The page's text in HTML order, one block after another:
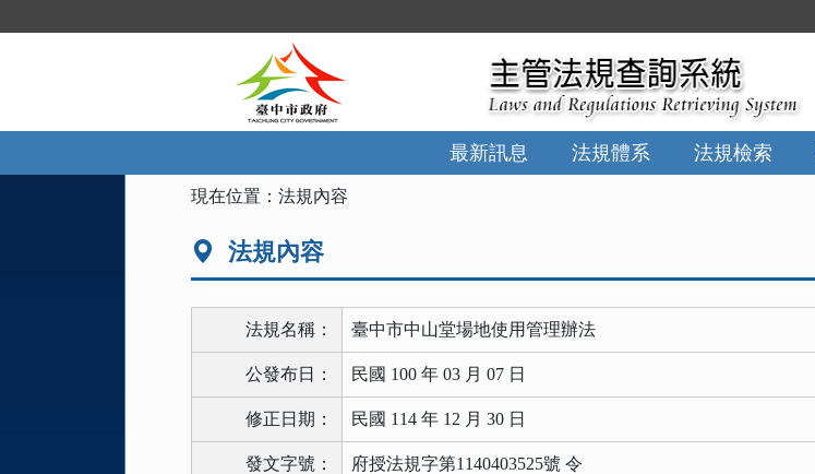
到
最新訊息 法規體系 法規檢索
現在位置：法規內容
法規內容
法規名稱： 臺中市中山堂場地使用管理辦法
公發布日： 民國 100 年 03 月 07 日
修正日期： 民國 114 年 12 月 30 日
發文字號： 府授法規字第1140403525號 令